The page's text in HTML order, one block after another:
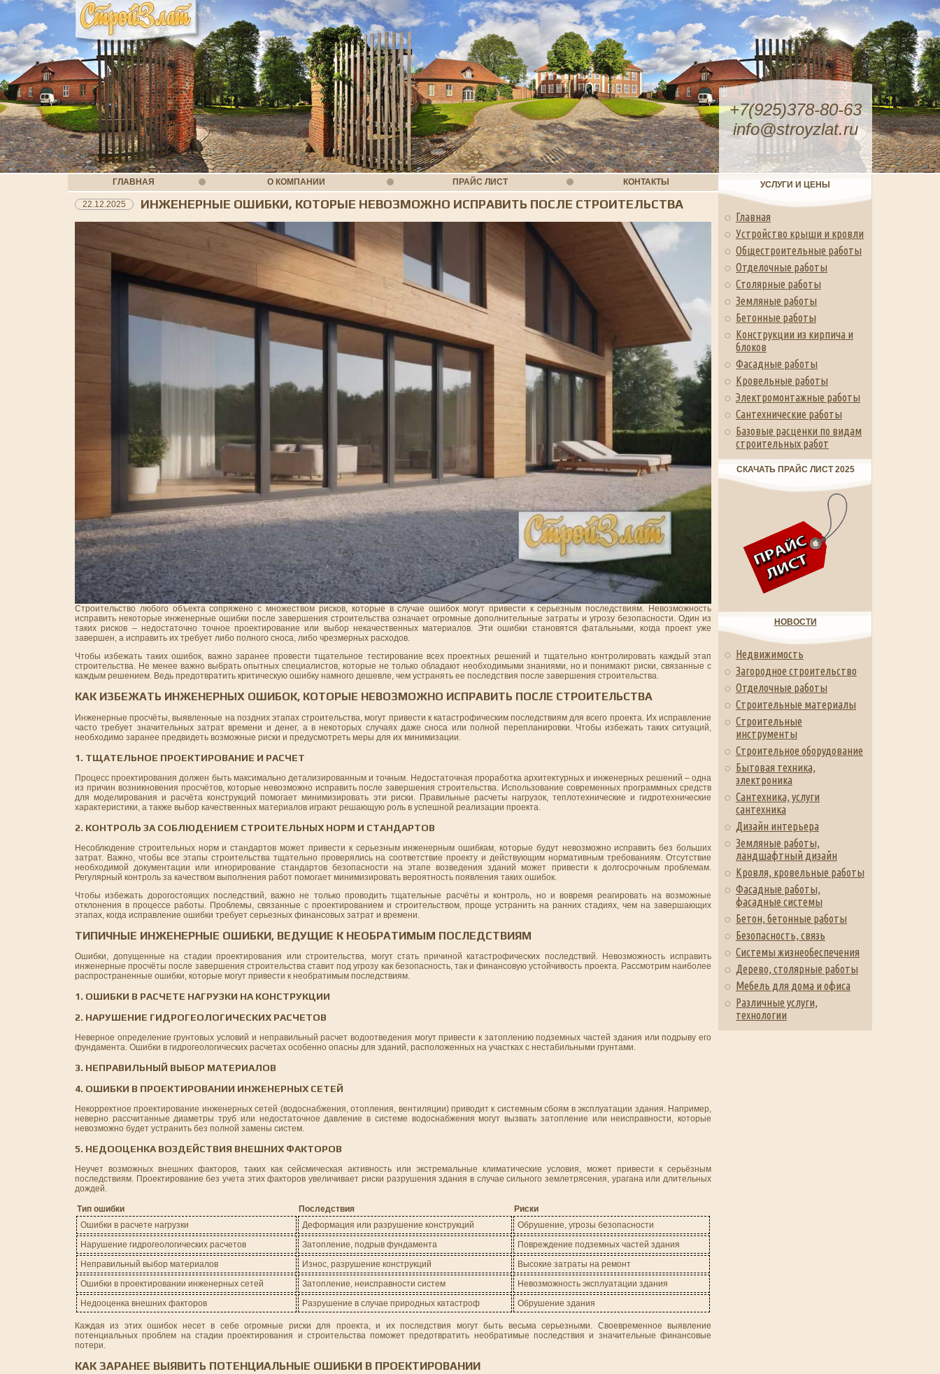
+7(925)378-80-63
info@stroyzlat.ru
ГЛАВНАЯ О КОМПАНИИ ПРАЙС ЛИСТ КОНТАКТЫ
22.12.2025 ИНЖЕНЕРНЫЕ ОШИБКИ, КОТОРЫЕ НЕВОЗМОЖНО ИСПРАВИТЬ ПОСЛЕ СТРОИТЕЛЬСТВА
Строительство любого объекта сопряжено с множеством рисков, которые в случае ошибок могут привести к серьезным последствиям. Невозможность
исправить некоторые инженерные ошибки после завершения строительства означает огромные дополнительные затраты и угрозу безопасности. Один из
таких рисков – недостаточно точное проектирование или выбор некачественных материалов. Эти ошибки становятся фатальными, когда проект уже
завершен, а исправить их требует либо полного сноса, либо чрезмерных расходов.
Чтобы избежать таких ошибок, важно заранее провести тщательное тестирование всех проектных решений и тщательно контролировать каждый этап
строительства. Не менее важно выбрать опытных специалистов, которые не только обладают необходимыми знаниями, но и понимают риски, связанные с
каждым решением. Ведь предотвратить критическую ошибку намного дешевле, чем устранять ее последствия после завершения строительства.
КАК ИЗБЕЖАТЬ ИНЖЕНЕРНЫХ ОШИБОК, КОТОРЫЕ НЕВОЗМОЖНО ИСПРАВИТЬ ПОСЛЕ СТРОИТЕЛЬСТВА
Инженерные просчёты, выявленные на поздних этапах строительства, могут привести к катастрофическим последствиям для всего проекта. Их исправление
часто требует значительных затрат времени и денег, а в некоторых случаях даже сноса или полной перепланировки. Чтобы избежать таких ситуаций,
необходимо заранее предвидеть возможные риски и предусмотреть меры для их минимизации.
1. ТЩАТЕЛЬНОЕ ПРОЕКТИРОВАНИЕ И РАСЧЕТ
Процесс проектирования должен быть максимально детализированным и точным. Недостаточная проработка архитектурных и инженерных решений – одна
из причин возникновения просчётов, которые невозможно исправить после завершения строительства. Использование современных программных средств
для моделирования и расчёта конструкций помогает минимизировать эти риски. Правильные расчеты нагрузок, теплотехнические и гидротехнические
характеристики, а также выбор качественных материалов играют решающую роль в успешной реализации проекта.
2. КОНТРОЛЬ ЗА СОБЛЮДЕНИЕМ СТРОИТЕЛЬНЫХ НОРМ И СТАНДАРТОВ
Несоблюдение строительных норм и стандартов может привести к серьезным инженерным ошибкам, которые будут невозможно исправить без больших
затрат. Важно, чтобы все этапы строительства тщательно проверялись на соответствие проекту и действующим нормативным требованиям. Отсутствие
необходимой документации или игнорирование стандартов безопасности на этапе возведения зданий может привести к долгосрочным проблемам.
Регулярный контроль за качеством выполнения работ помогает минимизировать вероятность появления таких ошибок.
Чтобы избежать дорогостоящих последствий, важно не только проводить тщательные расчёты и контроль, но и вовремя реагировать на возможные
отклонения в процессе работы. Проблемы, связанные с проектированием и строительством, проще устранить на ранних стадиях, чем на завершающих
этапах, когда исправление ошибки требует серьезных финансовых затрат и времени.
ТИПИЧНЫЕ ИНЖЕНЕРНЫЕ ОШИБКИ, ВЕДУЩИЕ К НЕОБРАТИМЫМ ПОСЛЕДСТВИЯМ
Ошибки, допущенные на стадии проектирования или строительства, могут стать причиной катастрофических последствий. Невозможность исправить
инженерные просчёты после завершения строительства ставит под угрозу как безопасность, так и финансовую устойчивость проекта. Рассмотрим наиболее
распространенные ошибки, которые могут привести к необратимым последствиям.
1. ОШИБКИ В РАСЧЕТЕ НАГРУЗКИ НА КОНСТРУКЦИИ
2. НАРУШЕНИЕ ГИДРОГЕОЛОГИЧЕСКИХ РАСЧЕТОВ
Неверное определение грунтовых условий и неправильный расчет водоотведения могут привести к затоплению подземных частей здания или подрыву его
фундамента. Ошибки в гидрогеологических расчетах особенно опасны для зданий, расположенных на участках с нестабильными грунтами.
3. НЕПРАВИЛЬНЫЙ ВЫБОР МАТЕРИАЛОВ
4. ОШИБКИ В ПРОЕКТИРОВАНИИ ИНЖЕНЕРНЫХ СЕТЕЙ
Некорректное проектирование инженерных сетей (водоснабжения, отопления, вентиляции) приводит к системным сбоям в эксплуатации здания. Например,
неверно рассчитанные диаметры труб или недостаточное давление в системе водоснабжения могут вызвать затопление или неисправности, которые
невозможно будет устранить без полной замены систем.
5. НЕДООЦЕНКА ВОЗДЕЙСТВИЯ ВНЕШНИХ ФАКТОРОВ
Неучет возможных внешних факторов, таких как сейсмическая активность или экстремальные климатические условия, может привести к серьёзным
последствиям. Проектирование без учета этих факторов увеличивает риски разрушения здания в случае сильного землетрясения, урагана или длительных
дождей.
Тип ошибки Последствия
Риски
Ошибки в расчете нагрузки
Деформация или разрушение конструкций
Обрушение, угрозы безопасности
Нарушение гидрогеологических расчетов
Затопление, подрыв фундамента
Повреждение подземных частей здания
Неправильный выбор материалов
Износ, разрушение конструкций
Высокие затраты на ремонт
Ошибки в проектировании инженерных сетей
Затопление, неисправности систем
Невозможность эксплуатации здания
Недооценка внешних факторов
Разрушение в случае природных катастроф Обрушение здания
Каждая из этих ошибок несет в себе огромные риски для проекта, и их последствия могут быть весьма серьезными. Своевременное выявление
потенциальных проблем на стадии проектирования и строительства поможет предотвратить необратимые последствия и значительные финансовые
потери.
КАК ЗАРАНЕЕ ВЫЯВИТЬ ПОТЕНЦИАЛЬНЫЕ ОШИБКИ В ПРОЕКТИРОВАНИИ
УСЛУГИ И ЦЕНЫ
Главная
Устройство крыши и кровли
Общестроительные работы
Отделочные работы
Столярные работы
Земляные работы
Бетонные работы
Конструкции из кирпича и
блоков
Фасадные работы
Кровельные работы
Электромонтажные работы
Сантехнические работы
Базовые расценки по видам
строительных работ
СКАЧАТЬ ПРАЙС ЛИСТ 2025
НОВОСТИ
Недвижимость
Загородное строительство
Отделочные работы
Строительные материалы
Строительные
инструменты
Строительное оборудование
Бытовая техника,
электроника
Сантехника, услуги
сантехника
Дизайн интерьера
Земляные работы,
ландшафтный дизайн
Кровля, кровельные работы
Фасадные работы,
фасадные системы
Бетон, бетонные работы
Безопасность, связь
Системы жизнеобеспечения
Дерево, столярные работы
Мебель для дома и офиса
Различные услуги,
технологии